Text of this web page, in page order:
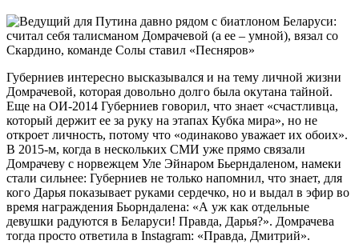
Губерниев интересно высказывался и на тему личной жизни
Домрачевой, которая довольно долго была окутана тайной.
Еще на ОИ-2014 Губерниев говорил, что знает «счастливца,
который держит ее за руку на этапах Кубка мира», но не
откроет личность, потому что «одинаково уважает их обоих».
В 2015-м, когда в нескольких СМИ уже прямо связали
Домрачеву с норвежцем Уле Эйнаром Бьерндаленом, намеки
стали сильнее: Губерниев не только напомнил, что знает, для
кого Дарья показывает руками сердечко, но и выдал в эфир во
время награждения Бьорндалена: «А уж как отдельные
девушки радуются в Беларуси! Правда, Дарья?». Домрачева
тогда просто ответила в Instagram: «Правда, Дмитрий».